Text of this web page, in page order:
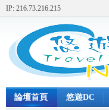
IP: 216.73.216.215
論壇首頁 悠遊DC